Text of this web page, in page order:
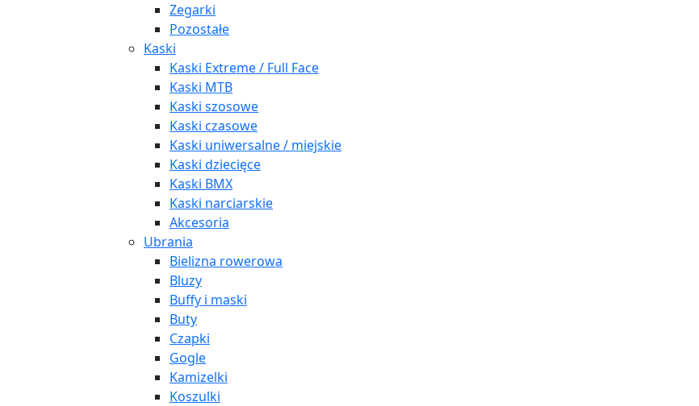
Zegarki
Pozostałe
Kaski
Kaski Extreme / Full Face
Kaski MTB
Kaski szosowe
Kaski czasowe
Kaski uniwersalne / miejskie
Kaski dziecięce
Kaski BMX
Kaski narciarskie
Akcesoria
Ubrania
Bielizna rowerowa
Bluzy
Buffy i maski
Buty
Czapki
Gogle
Kamizelki
Koszulki